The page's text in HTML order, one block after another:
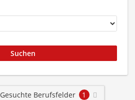
Gesuchte Berufsfelder
1